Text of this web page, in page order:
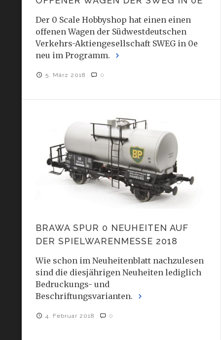
Der 0 Scale Hobbyshop hat einen einen
offenen Wagen der Südwestdeutschen
Verkehrs-Aktiengesellschaft SWEG in 0e
neu im Programm.
5. März 2018 0
BRAWA SPUR 0 NEUHEITEN AUF
DER SPIELWARENMESSE 2018
Wie schon im Neuheitenblatt nachzulesen
sind die diesjährigen Neuheiten lediglich
Bedruckungs- und
Beschriftungsvarianten.
4. Februar 2018 0